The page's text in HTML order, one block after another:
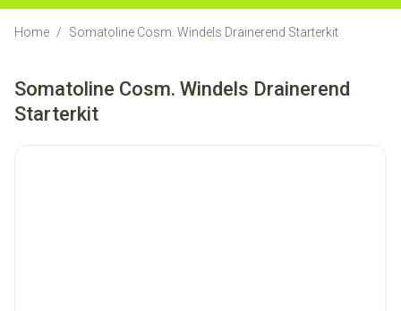
Home / Somatoline Cosm. Windels Drainerend Starterkit
Somatoline Cosm. Windels Drainerend
Starterkit